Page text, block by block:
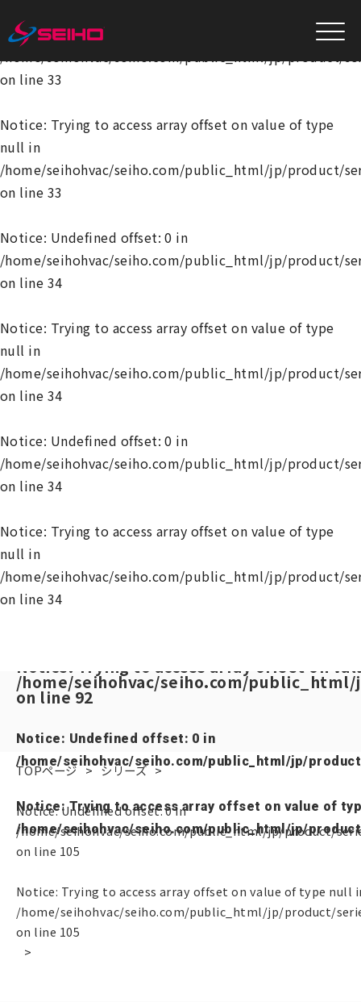
Notice: Undefined offset: 0 in
/home/seihohvac/seiho.com/public_html/jp/product/
on line 33
Notice: Trying to access array offset on value of type
null in
/home/seihohvac/seiho.com/public_html/jp/product/
on line 33
Notice: Undefined offset: 0 in
/home/seihohvac/seiho.com/public_html/jp/product/
on line 34
Notice: Trying to access array offset on value of type
null in
/home/seihohvac/seiho.com/public_html/jp/product/
on line 34
Notice: Undefined offset: 0 in
/home/seihohvac/seiho.com/public_html/jp/product/
on line 34
Notice: Trying to access array offset on value of type
null in
/home/seihohvac/seiho.com/public_html/jp/product/
on line 34
Notice
Notice: Trying to access array offset on
/home/seihohvac/seiho.com/
on line 92
Notice: Undefined offset: 0 in
/home/seihohvac/seiho.com/public_html/jp/
Notice: Trying to access array offset on value of
/home/seihohvac/seiho.com/public_html/jp/
TOPページ シリーズ
Notice: Undefined offset: 0 in
/home/seihohvac/seiho.com/public_html/jp/product/
on line 105
Notice: Trying to access array offset on value of type null
/home/seihohvac/seiho.com/public_html/jp/product/
on line 105